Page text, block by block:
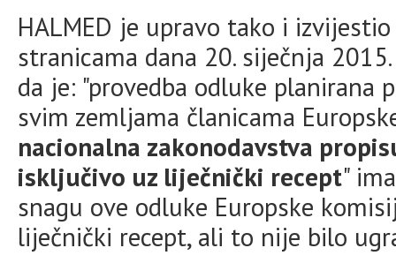
HALMED je upravo tako i
stranicama dana 20. siječnja
da je: "provedba odluke
svim zemljama članicama
nacionalna zakonodavstva
isključivo uz liječnički recept"
snagu ove odluke Europske
liječnički recept, ali to nije bilo